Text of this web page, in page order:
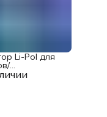
Li-Pol для
23,1 В,